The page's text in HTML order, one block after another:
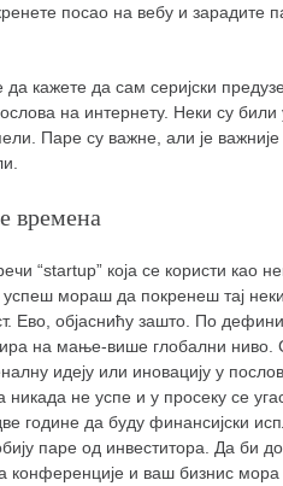
посао на вебу и зарадите
кажете да сам серијски
на интернету. Неки су
Паре су важне, али је
времена
“startup” која се користи као
мораш да покренеш тај
Ево, објаснићу зашто. По
на мање-више глобални ниво.
идеју или иновацију у
никада не успе и у просеку се
године да буду финансијски
паре од инвеститора. Да би
конференције и ваш бизнис